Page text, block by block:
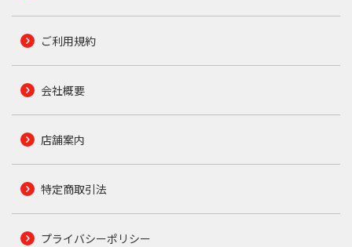
ご利用規約
会社概要
店舗案内
特定商取引法
プライバシーポリシー